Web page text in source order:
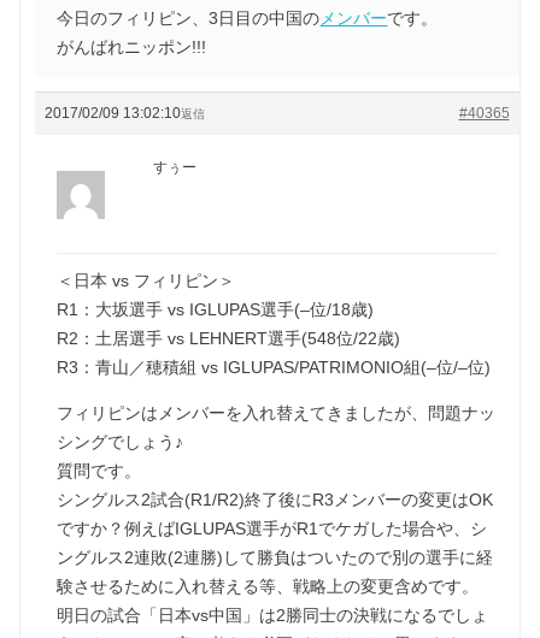
今日のフィリピン、3日目の中国の メンバーです。
がんばれニッポン!!!
2017/02/09 13:02:10 #40365
返信
すぅー
＜日本 vs フィリピン＞
R1：大坂選手 vs IGLUPAS選手(–位/18歳)
R2：土居選手 vs LEHNERT選手(548位/22歳)
R3：青山／穂積組 vs IGLUPAS/PATRIMONIO組(–位/–位)
フィリピンはメンバーを入れ替えてきましたが、問題ナッ
シングでしょう♪
質問です。
シングルス2試合(R1/R2)終了後にR3メンバーの変更はOK
ですか？例えばIGLUPAS選手がR1でケガした場合や、シ
ングルス2連敗(2連勝)して勝負はついたので別の選手に経
験させるために入れ替える等、戦略上の変更含めです。
明日の試合「日本vs中国」は2勝同士の決戦になるでしょ